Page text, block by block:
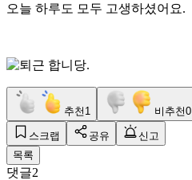
오늘 하루도 모두 고생하셨어요.
추천 1 비추천0
스크랩 공유
신고
목록
댓글2